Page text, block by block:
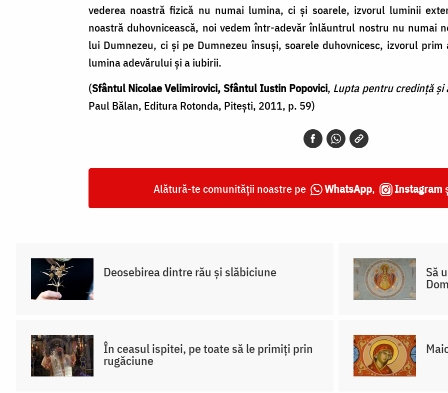
vederea noastră fizică nu numai lumina, ci şi soarele, izvorul luminii
noastră duhovnicească, noi vedem într-adevăr înlăuntrul nostru nu numai
lui Dumnezeu, ci şi pe Dumnezeu însuşi, soarele duhovnicesc, izvorul
lumina adevărului şi a iubirii.
(Sfântul Nicolae Velimirovici, Sfântul Iustin Popovici, Lupta pentru credință și
Paul Bălan, Editura Rotonda, Pitești, 2011, p. 59)
Alătură-te comunității noastre pe WhatsApp, Instagram
Deosebirea dintre rău și slăbiciune Să
În ceasul ispitei, pe toate să le primiți prin
rugăciune